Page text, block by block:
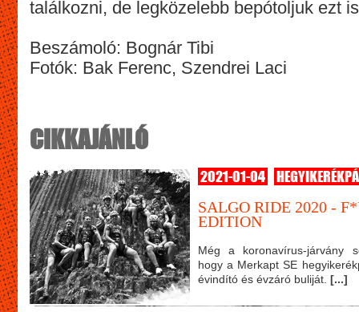
találkozni, de legközelebb bepótoljuk ezt
Beszámoló: Bognár Tibi
Fotók: Bak Ferenc, Szendrei Laci
CIKKAJÁNLÓ
2021-01-04
SALGO RIDE 2020 -
EDITION
Még a koronavírus-járvány
hogy a Merkapt SE
évindító és évzáró buliját. [...]